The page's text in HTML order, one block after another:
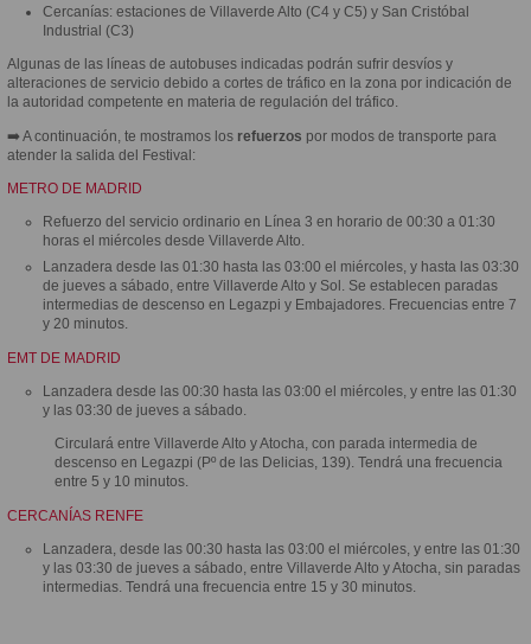
Cercanías: estaciones de Villaverde Alto (C4 y C5) y San Cristóbal
Industrial (C3)
Algunas de las líneas de autobuses indicadas podrán sufrir desvíos y
alteraciones de servicio debido a cortes de tráfico en la zona por indicación de
la autoridad competente en materia de regulación del tráfico.
➡️ A continuación, te mostramos los refuerzos por modos de transporte para
atender la salida del Festival:
METRO DE MADRID
Refuerzo del servicio ordinario en Línea 3 en horario de 00:30 a 01:30
horas el miércoles desde Villaverde Alto.
Lanzadera desde las 01:30 hasta las 03:00 el miércoles, y hasta las 03:30
de jueves a sábado, entre Villaverde Alto y Sol. Se establecen paradas
intermedias de descenso en Legazpi y Embajadores. Frecuencias entre 7
y 20 minutos.
EMT DE MADRID
Lanzadera desde las 00:30 hasta las 03:00 el miércoles, y entre las 01:30
y las 03:30 de jueves a sábado.
Circulará entre Villaverde Alto y Atocha, con parada intermedia de
descenso en Legazpi (Pº de las Delicias, 139). Tendrá una frecuencia
entre 5 y 10 minutos.
CERCANÍAS RENFE
Lanzadera, desde las 00:30 hasta las 03:00 el miércoles, y entre las 01:30
y las 03:30 de jueves a sábado, entre Villaverde Alto y Atocha, sin paradas
intermedias. Tendrá una frecuencia entre 15 y 30 minutos.